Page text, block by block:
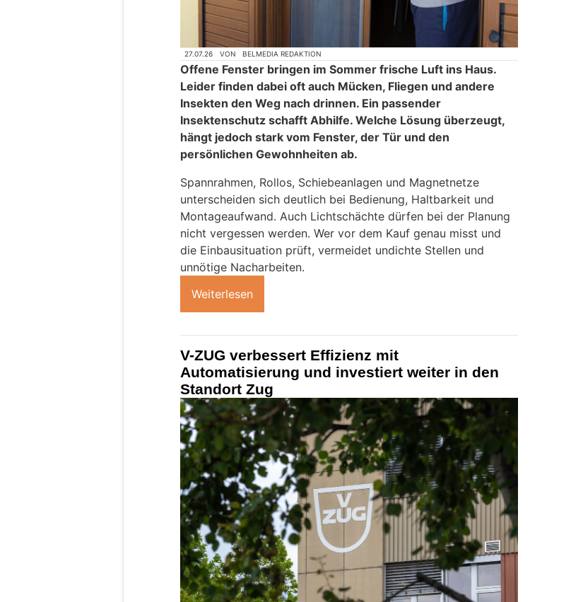
27.07.26 VON BELMEDIA REDAKTION
Offene Fenster bringen im Sommer frische Luft ins Haus.
Leider finden dabei oft auch Mücken, Fliegen und andere
Insekten den Weg nach drinnen. Ein passender
Insektenschutz schafft Abhilfe. Welche Lösung überzeugt,
hängt jedoch stark vom Fenster, der Tür und den
persönlichen Gewohnheiten ab.
Spannrahmen, Rollos, Schiebeanlagen und Magnetnetze
unterscheiden sich deutlich bei Bedienung, Haltbarkeit und
Montageaufwand. Auch Lichtschächte dürfen bei der Planung
nicht vergessen werden. Wer vor dem Kauf genau misst und
die Einbausituation prüft, vermeidet undichte Stellen und
unnötige Nacharbeiten.
Weiterlesen
V-ZUG verbessert Effizienz mit
Automatisierung und investiert weiter in den
Standort Zug